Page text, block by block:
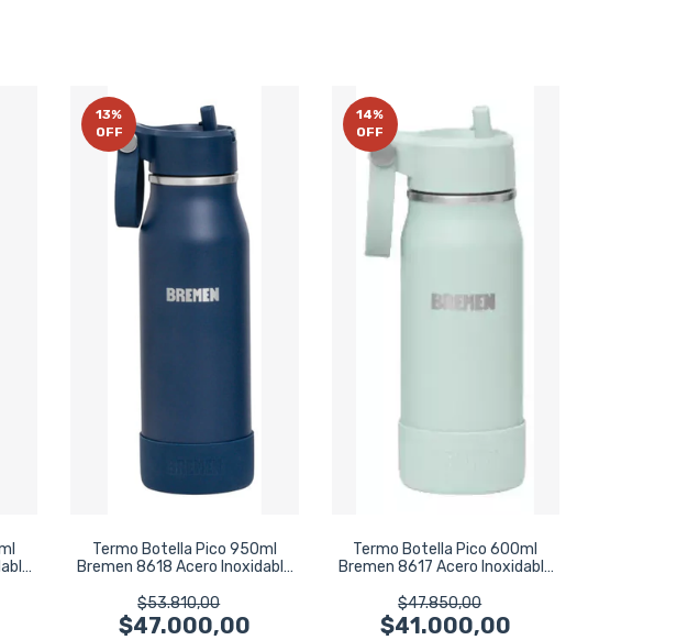
13%
OFF
Termo Botella Pico 950ml
Bremen 8618 Acero Inoxidable
$53.810,00
$47.000,00
14%
OFF
Termo Botella Pico 600ml
Bremen 8617 Acero Inoxidable
$47.850,00
$41.000,00